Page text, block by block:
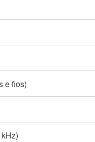
e fios)